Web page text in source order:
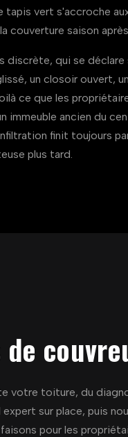
tapis vert s'accroche
couverture saison
discrète, qui se
un closoir ouvert,
ce que les
immeuble ancien du
finit toujours
plus tard.
votre toiture, du
sur place, puis
pour les